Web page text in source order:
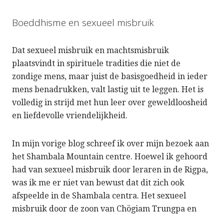
Boeddhisme en sexueel misbruik
Dat sexueel misbruik en machtsmisbruik
plaatsvindt in spirituele tradities die niet de
zondige mens, maar juist de basisgoedheid in ieder
mens benadrukken, valt lastig uit te leggen. Het is
volledig in strijd met hun leer over geweldloosheid
en liefdevolle vriendelijkheid.
In mijn vorige blog schreef ik over mijn bezoek aan
het Shambala Mountain centre. Hoewel ik gehoord
had van sexueel misbruik door leraren in de Rigpa,
was ik me er niet van bewust dat dit zich ook
afspeelde in de Shambala centra. Het sexueel
misbruik door de zoon van Chögiam Trungpa en